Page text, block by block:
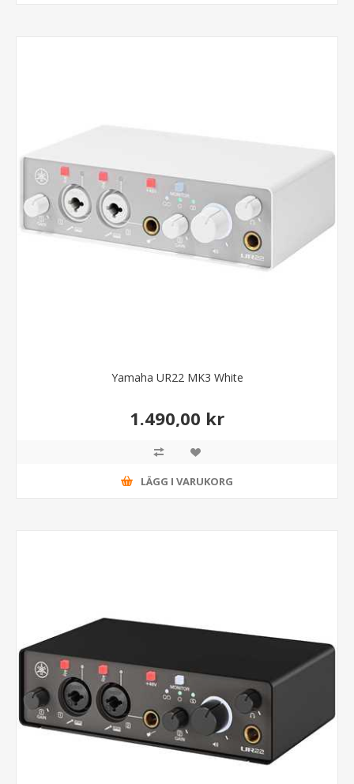
Yamaha UR22 MK3 White
1.490,00 kr
LÄGG I VARUKORG